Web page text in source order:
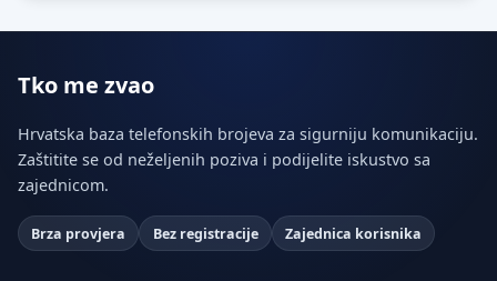
Tko me zvao
Hrvatska baza telefonskih brojeva za sigurniju komunikaciju.
Zaštitite se od neželjenih poziva i podijelite iskustvo sa
zajednicom.
Brza provjera Bez registracije Zajednica korisnika